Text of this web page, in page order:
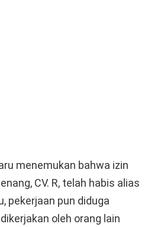
menemukan bahwa izin
CV. R, telah habis alias
pekerjaan pun diduga
oleh orang lain